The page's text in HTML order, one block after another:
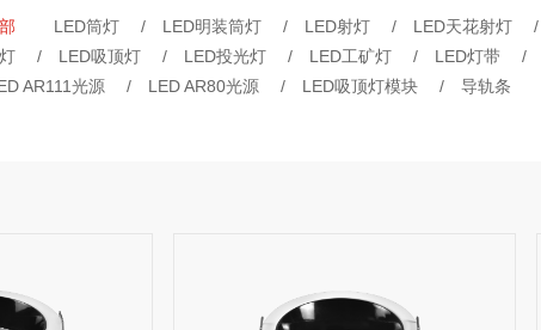
LED筒灯 / LED明装筒灯 / LED射灯 / LED天花射灯 /
/ LED吸顶灯 / LED投光灯 / LED工矿灯 / LED灯带 /
AR111光源 / LED AR80光源 / LED吸顶灯模块 / 导轨条